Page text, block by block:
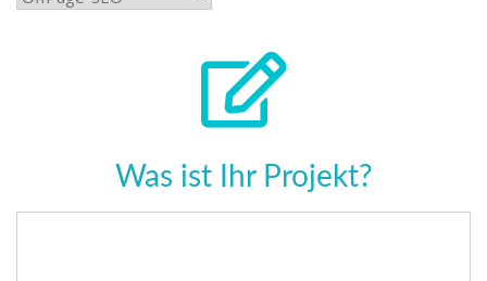
Was ist Ihr Projekt?